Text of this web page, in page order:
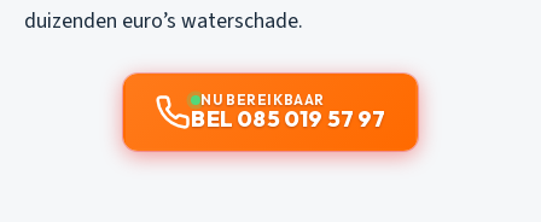
duizenden euro’s waterschade.
NU BEREIKBAAR
BEL 085 019 57 97